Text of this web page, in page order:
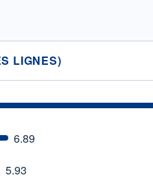
LIGNES)
6.89
5.93